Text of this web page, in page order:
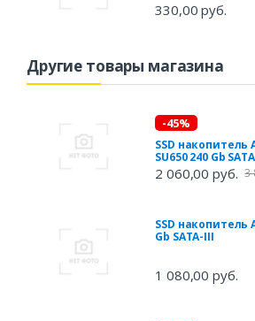
330,00 руб.
Другие товары магазина
-45%
SSD
SU650 240 Gb
2 060,00 руб. 3
SSD накопитель
Gb SATA-III
1 080,00 руб.